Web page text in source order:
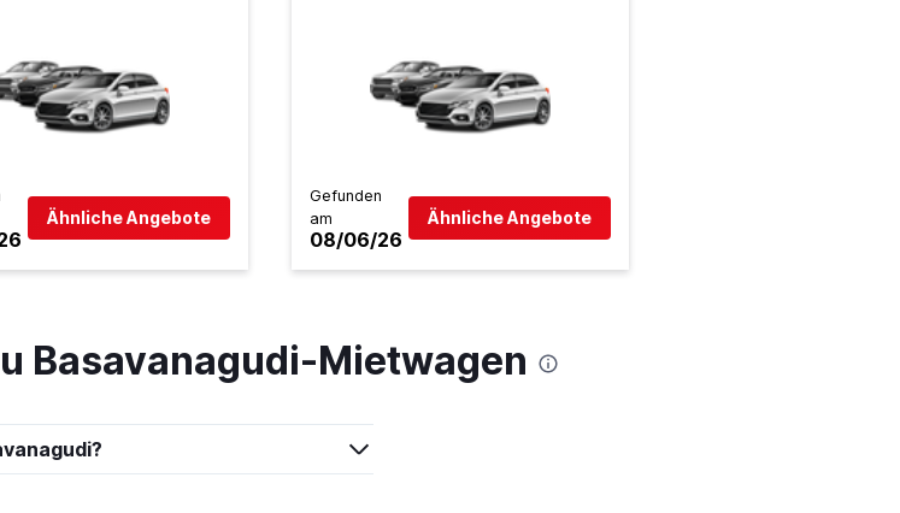
Ähnliche Angebote
Gefunden
am
08/06/26
Ähnliche Angebote
Basavanagudi-Mietwagen